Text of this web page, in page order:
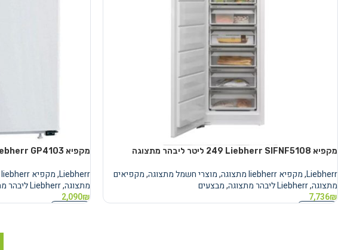
מקפיא Liebherr SIFNF5108 ‏249 ‏ליטר ליבהר מתצוגה
Liebherr
,מקפיא liebherr מתצוגה ,מוצרי חשמל מתצוגה,מקפיאים
מתצוגה,Liebherr ליבהר מתצוגה ,מבצעים
7,736₪
הוספה לסל
מקפיא Liebherr GP4103 ‏104 ‏ליטר ליבהר מתצוגה
Liebherr
,מקפיא liebherr מתצוגה
מתצוגה,Liebherr ליבהר מתצוגה
2,090₪
הוספה לסל